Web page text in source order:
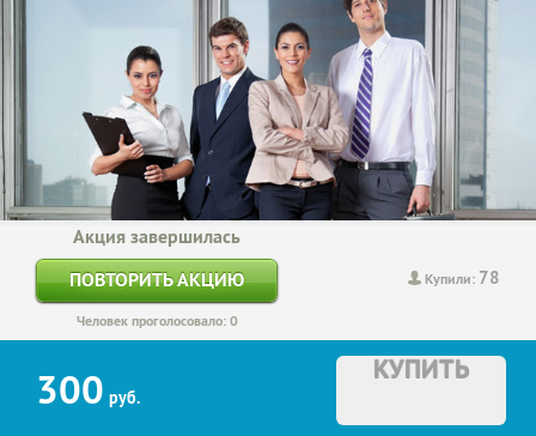
Купили: 78
Акция завершилась
ПОВТОРИТЬ АКЦИЮ
Человек проголосовало: 0
300 руб.
КУПИТЬ